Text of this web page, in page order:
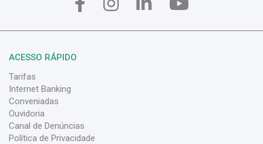
ACESSO RÁPIDO
Tarifas
Internet Banking
Conveniadas
Ouvidoria
Canal de Denúncias
Política de Privacidade